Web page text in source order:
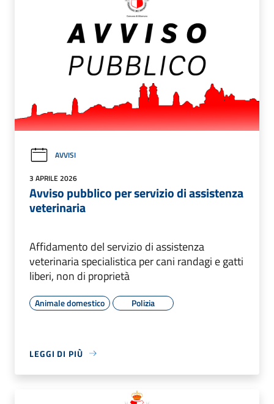
AVVISI
3 APRILE 2026
Avviso pubblico per servizio di assistenza
veterinaria
Affidamento del servizio di assistenza
veterinaria specialistica per cani randagi e gatti
liberi, non di proprietà
Animale domestico Polizia
LEGGI DI PIÙ